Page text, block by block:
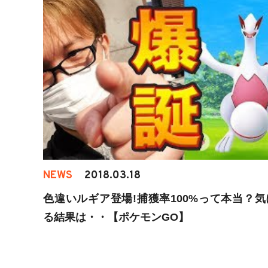
NEWS 2018.03.18
色違いルギア登場!捕獲率100%って本当？
る結果は・・【ポケモンGO】